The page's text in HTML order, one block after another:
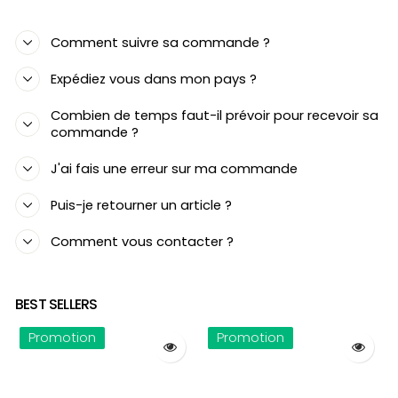
Comment suivre sa commande ?
Expédiez vous dans mon pays ?
Combien de temps faut-il prévoir pour recevoir sa
commande ?
J'ai fais une erreur sur ma commande
Puis-je retourner un article ?
Comment vous contacter ?
BEST SELLERS
Promotion Promotion